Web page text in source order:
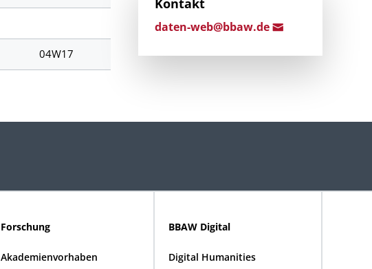
04W17
Kontakt
daten-web@bbaw.de
Forschung
Akademienvorhaben
BBAW Digital
Digital Humanities